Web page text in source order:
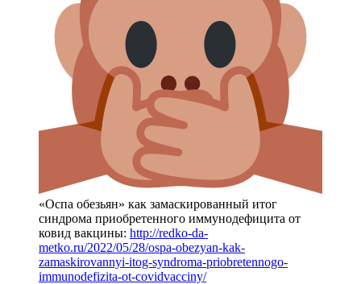
«Оспа обезьян» как замаскированный итог
синдрома приобретенного иммунодефицита от
ковид вакцины: http://redko-da-
metko.ru/2022/05/28/ospa-obezyan-kak-
zamaskirovannyi-itog-syndroma-priobretennogo-
immunodefizita-ot-covidvacciny/